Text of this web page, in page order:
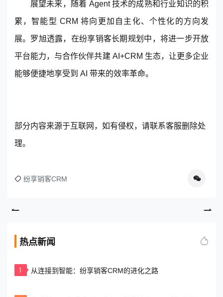
展望未来，随着 Agent 技术的成熟和行业知识的积
累，智能型 CRM 将向更加自主化、个性化的方向发
展。罗旭透露，在纷享销客长期规划中，将进一步开放
平台能力，与合作伙伴共建 AI+CRM 生态，让更多企业
能够便捷地享受到 AI 带来的效率革命。
部分内容来源于互联网，如有侵权，请联系客服删除处
理。
纷享销客CRM
热点新闻
1 从连接到智能：纷享销客CRM的进化之路